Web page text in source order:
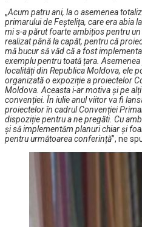
„Acum patru ani, la o asemenea
primarului de Feștelița, care era abia
mi s-a părut foarte ambițios pentru
realizat până la capăt, pentru că
mă bucur să văd că a fost
exemplu pentru toată țara.
localități din Republica Moldova, ele
organizată o expoziție a proiectelor
Moldova. Aceasta i-ar motiva și pe
convenției. În iulie anul viitor va fi
proiectelor în cadrul Convenției
dispoziție pentru a ne pregăti. Cu
și să implementăm planuri chiar și
pentru următoarea conferință”, ne